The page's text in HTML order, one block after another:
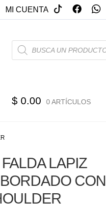
MI CUENTA
PRODUCTS
SEARCH
$0.00 0 ARTÍCULOS
LAPIZ
CON